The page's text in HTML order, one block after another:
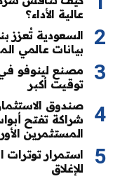
عالية الأداء؟
السعودية تُعزز
بيانات عالمي
مصنع لينوفو
توقيت أكبر
صندوق
شراكة تفتح
المستثمرين
استمرار
للإغلاق